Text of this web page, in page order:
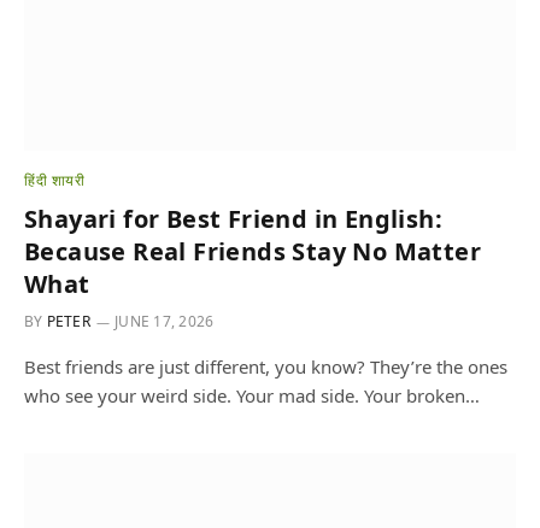
हिंदी शायरी
Shayari for Best Friend in English:
Because Real Friends Stay No Matter
What
BY PETER JUNE 17, 2026
Best friends are just different, you know? They’re the ones
who see your weird side. Your mad side. Your broken…